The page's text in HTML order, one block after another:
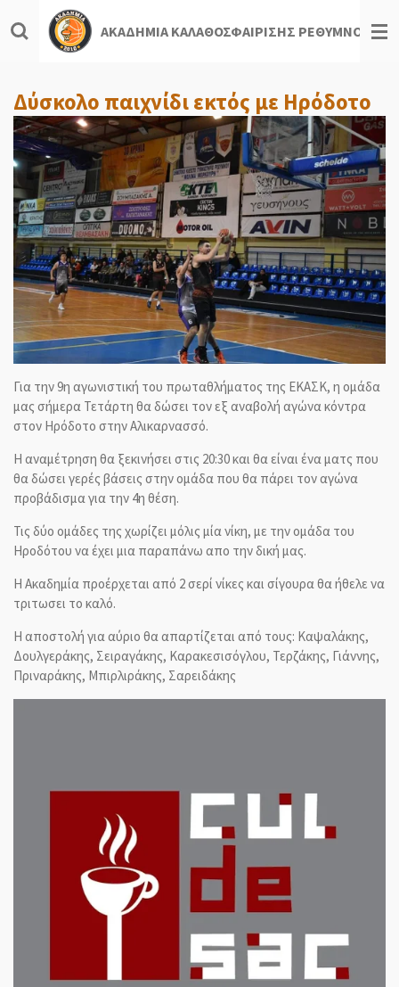
to
ΑΚΑΔΗΜΙΑ ΚΑΛΑΘΟΣΦΑΙΡΙΣΗΣ ΡΕΘΥΜΝΟΥ
Δύσκολο παιχνίδι εκτός με Ηρόδοτο
Για την 9η αγωνιστική του πρωταθλήματος της ΕΚΑΣΚ, η ομάδα
μας σήμερα Τετάρτη θα δώσει τον εξ αναβολή αγώνα κόντρα
στον Ηρόδοτο στην Αλικαρνασσό.
Η αναμέτρηση θα ξεκινήσει στις 20:30 και θα είναι ένα ματς που
θα δώσει γερές βάσεις στην ομάδα που θα πάρει τον αγώνα
προβάδισμα για την 4η θέση.
Τις δύο ομάδες της χωρίζει μόλις μία νίκη, με την ομάδα του
Ηροδότου να έχει μια παραπάνω απο την δική μας.
Η Ακαδημία προέρχεται από 2 σερί νίκες και σίγουρα θα ήθελε να
τριτωσει το καλό.
Η αποστολή για αύριο θα απαρτίζεται από τους: Καψαλάκης,
Δουλγεράκης, Σειραγάκης, Καρακεσισόγλου, Τερζάκης, Γιάννης,
Πριναράκης, Μπιρλιράκης, Σαρειδάκης